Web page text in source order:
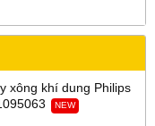
xông khí dung Philips
NEW